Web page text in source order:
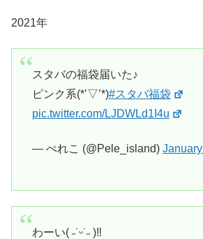
2021年
スタバの福袋届いた♪
ピンク系(*’▽’*)#スタバ福袋
pic.twitter.com/LJDWLd1I4u
— ぺれこ (@Pele_island)
わーい( ˶˙ᵕ˙˶ )‼︎